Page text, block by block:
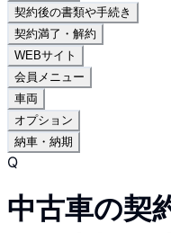
契約後の書類や手続き
契約満了・解約
WEBサイト
会員メニュー
車両
オプション
納車・納期
Q
中古車の契